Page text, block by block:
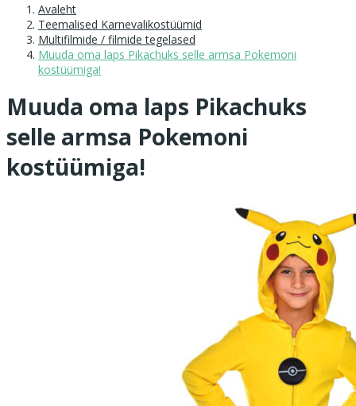
Avaleht
Teemalised Karnevalikostüümid
Multifilmide / filmide tegelased
Muuda oma laps Pikachuks selle armsa Pokemoni
kostüümiga!
Muuda oma laps Pikachuks
selle armsa Pokemoni
kostüümiga!